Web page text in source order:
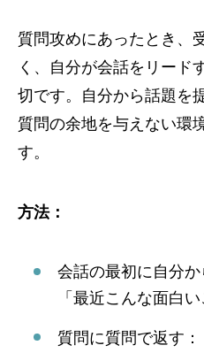
質問攻めにあったとき、
く、自分が会話をリード
切です。自分から話題を
質問の余地を与えない環
す。
方法：
会話の最初に自分か
「最近こんな面白
質問に質問で返す